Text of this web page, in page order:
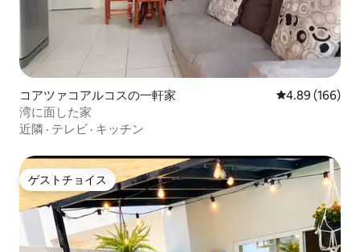
コアツァコアルコスの一軒家 レビュー166
4.89 (166)
湾に面した家
近隣 · テレビ · キッチン
ゲストチョイス
ゲストチョイス